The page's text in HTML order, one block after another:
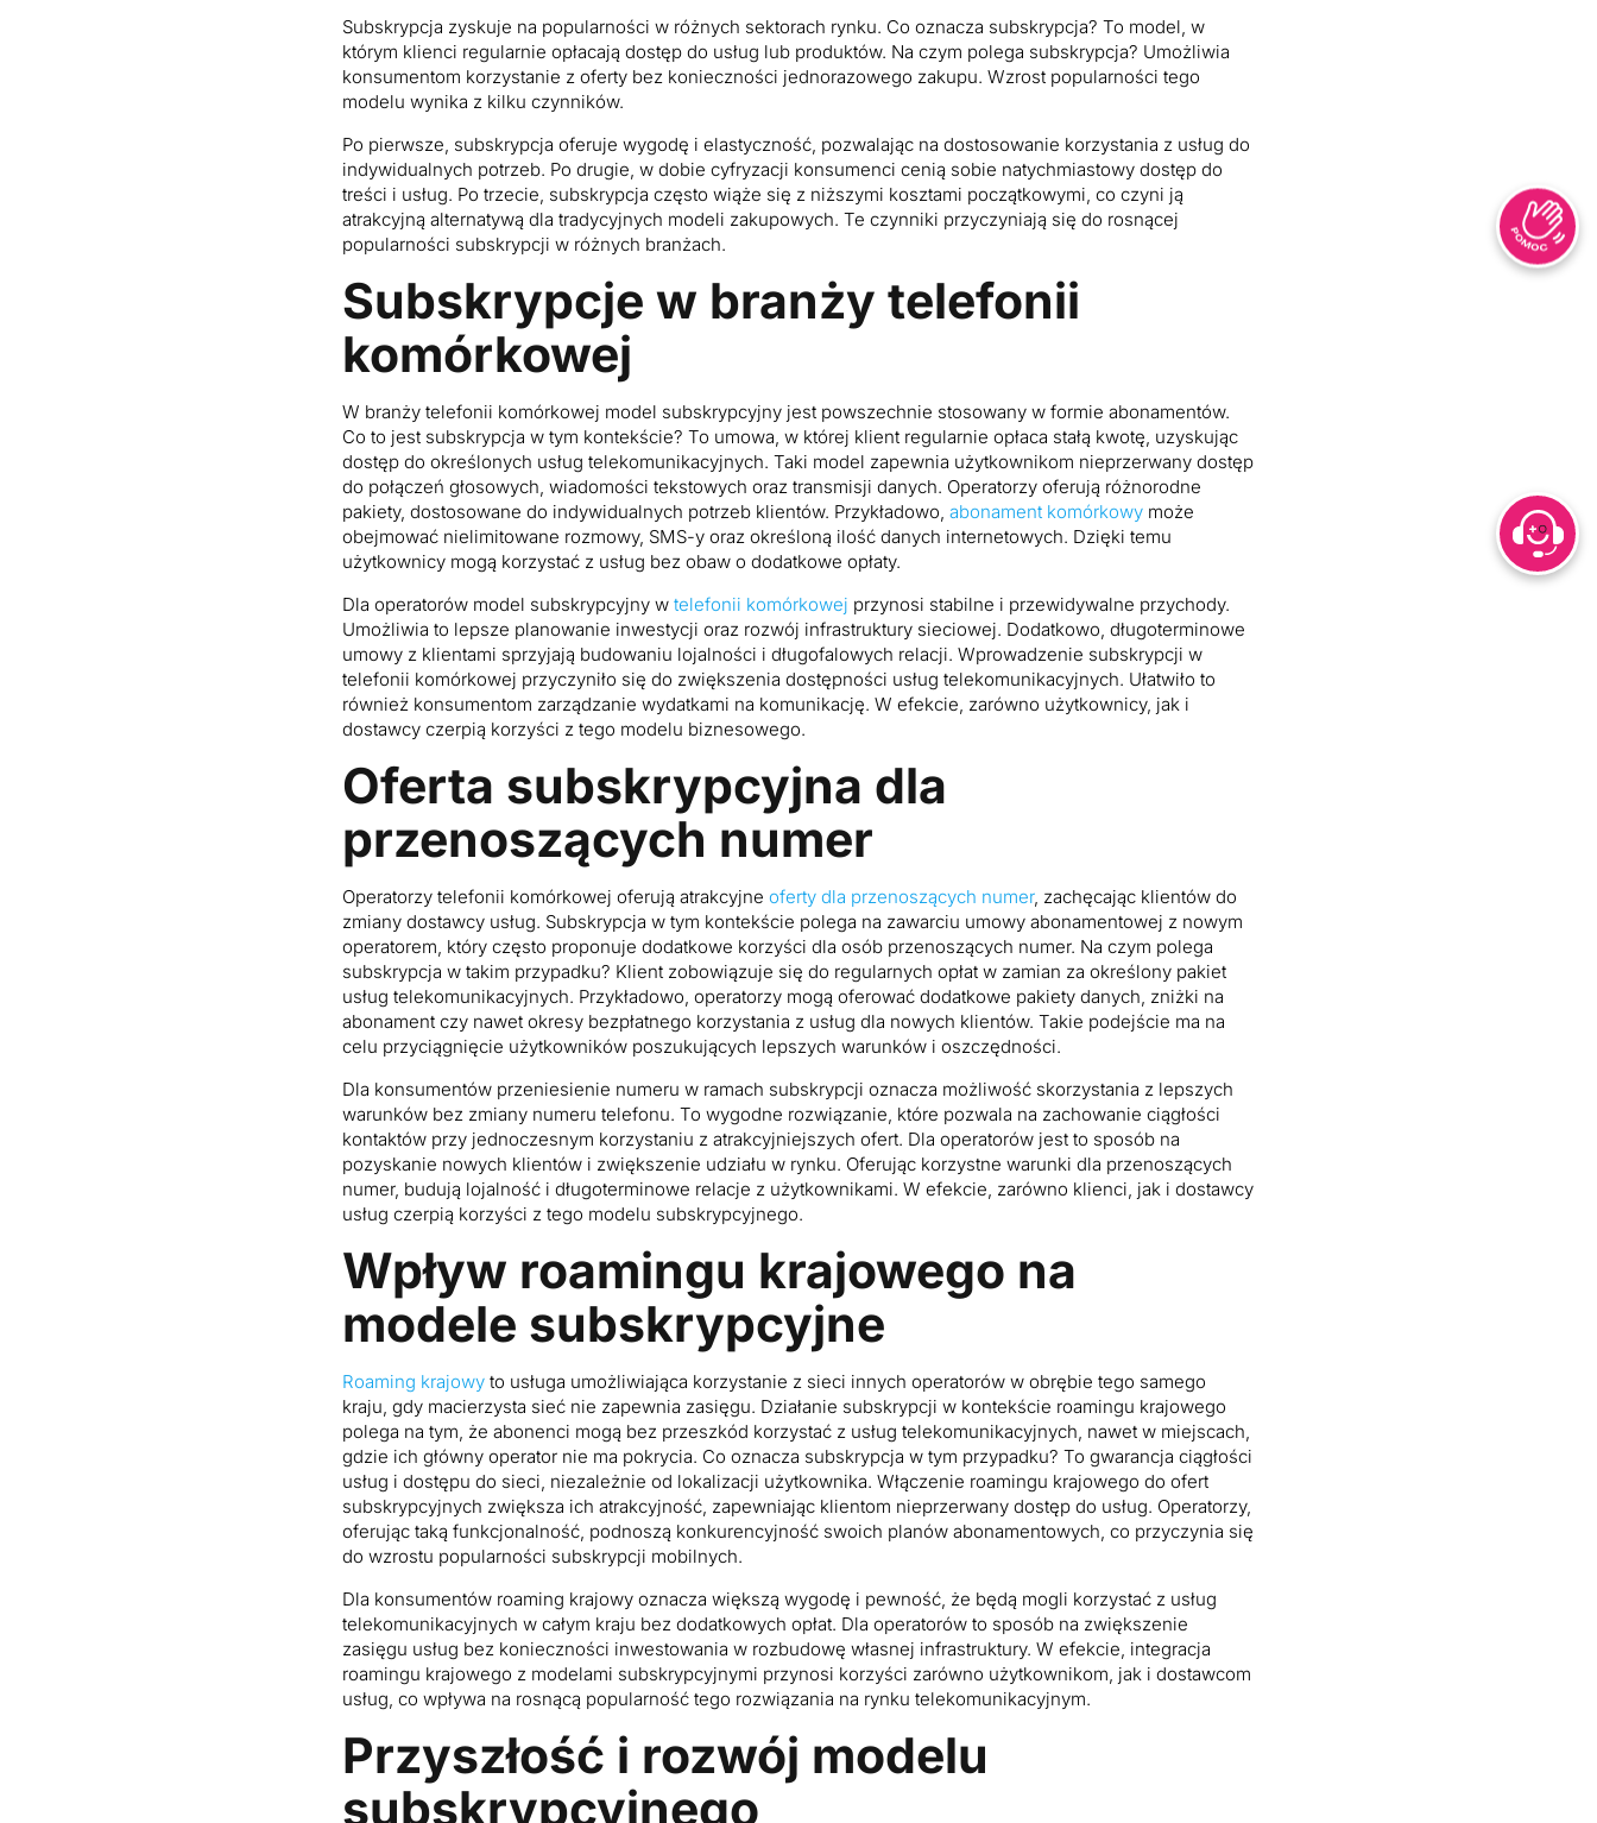
Subskrypcja zyskuje na popularności w różnych sektorach rynku. Co oznacza subskrypcja? To model, w
którym klienci regularnie opłacają dostęp do usług lub produktów. Na czym polega subskrypcja? Umożliwia
konsumentom korzystanie z oferty bez konieczności jednorazowego zakupu. Wzrost popularności tego
modelu wynika z kilku czynników.
Po pierwsze, subskrypcja oferuje wygodę i elastyczność, pozwalając na dostosowanie korzystania z usług do
indywidualnych potrzeb. Po drugie, w dobie cyfryzacji konsumenci cenią sobie natychmiastowy dostęp do
treści i usług. Po trzecie, subskrypcja często wiąże się z niższymi kosztami początkowymi, co czyni ją
atrakcyjną alternatywą dla tradycyjnych modeli zakupowych. Te czynniki przyczyniają się do rosnącej
popularności subskrypcji w różnych branżach.
Subskrypcje w branży telefonii
komórkowej
W branży telefonii komórkowej model subskrypcyjny jest powszechnie stosowany w formie abonamentów.
Co to jest subskrypcja w tym kontekście? To umowa, w której klient regularnie opłaca stałą kwotę, uzyskując
dostęp do określonych usług telekomunikacyjnych. Taki model zapewnia użytkownikom nieprzerwany dostęp
do połączeń głosowych, wiadomości tekstowych oraz transmisji danych. Operatorzy oferują różnorodne
pakiety, dostosowane do indywidualnych potrzeb klientów. Przykładowo, abonament komórkowy może
obejmować nielimitowane rozmowy, SMS-y oraz określoną ilość danych internetowych. Dzięki temu
użytkownicy mogą korzystać z usług bez obaw o dodatkowe opłaty.
Dla operatorów model subskrypcyjny w telefonii komórkowej przynosi stabilne i przewidywalne przychody.
Umożliwia to lepsze planowanie inwestycji oraz rozwój infrastruktury sieciowej. Dodatkowo, długoterminowe
umowy z klientami sprzyjają budowaniu lojalności i długofalowych relacji. Wprowadzenie subskrypcji w
telefonii komórkowej przyczyniło się do zwiększenia dostępności usług telekomunikacyjnych. Ułatwiło to
również konsumentom zarządzanie wydatkami na komunikację. W efekcie, zarówno użytkownicy, jak i
dostawcy czerpią korzyści z tego modelu biznesowego.
Oferta subskrypcyjna dla
przenoszących numer
Operatorzy telefonii komórkowej oferują atrakcyjne oferty dla przenoszących numer, zachęcając klientów do
zmiany dostawcy usług. Subskrypcja w tym kontekście polega na zawarciu umowy abonamentowej z nowym
operatorem, który często proponuje dodatkowe korzyści dla osób przenoszących numer. Na czym polega
subskrypcja w takim przypadku? Klient zobowiązuje się do regularnych opłat w zamian za określony pakiet
usług telekomunikacyjnych. Przykładowo, operatorzy mogą oferować dodatkowe pakiety danych, zniżki na
abonament czy nawet okresy bezpłatnego korzystania z usług dla nowych klientów. Takie podejście ma na
celu przyciągnięcie użytkowników poszukujących lepszych warunków i oszczędności.
Dla konsumentów przeniesienie numeru w ramach subskrypcji oznacza możliwość skorzystania z lepszych
warunków bez zmiany numeru telefonu. To wygodne rozwiązanie, które pozwala na zachowanie ciągłości
kontaktów przy jednoczesnym korzystaniu z atrakcyjniejszych ofert. Dla operatorów jest to sposób na
pozyskanie nowych klientów i zwiększenie udziału w rynku. Oferując korzystne warunki dla przenoszących
numer, budują lojalność i długoterminowe relacje z użytkownikami. W efekcie, zarówno klienci, jak i dostawcy
usług czerpią korzyści z tego modelu subskrypcyjnego.
Wpływ roamingu krajowego na
modele subskrypcyjne
Roaming krajowy to usługa umożliwiająca korzystanie z sieci innych operatorów w obrębie tego samego
kraju, gdy macierzysta sieć nie zapewnia zasięgu. Działanie subskrypcji w kontekście roamingu krajowego
polega na tym, że abonenci mogą bez przeszkód korzystać z usług telekomunikacyjnych, nawet w miejscach,
gdzie ich główny operator nie ma pokrycia. Co oznacza subskrypcja w tym przypadku? To gwarancja ciągłości
usług i dostępu do sieci, niezależnie od lokalizacji użytkownika. Włączenie roamingu krajowego do ofert
subskrypcyjnych zwiększa ich atrakcyjność, zapewniając klientom nieprzerwany dostęp do usług. Operatorzy,
oferując taką funkcjonalność, podnoszą konkurencyjność swoich planów abonamentowych, co przyczynia się
do wzrostu popularności subskrypcji mobilnych.
Dla konsumentów roaming krajowy oznacza większą wygodę i pewność, że będą mogli korzystać z usług
telekomunikacyjnych w całym kraju bez dodatkowych opłat. Dla operatorów to sposób na zwiększenie
zasięgu usług bez konieczności inwestowania w rozbudowę własnej infrastruktury. W efekcie, integracja
roamingu krajowego z modelami subskrypcyjnymi przynosi korzyści zarówno użytkownikom, jak i dostawcom
usług, co wpływa na rosnącą popularność tego rozwiązania na rynku telekomunikacyjnym.
Przyszłość i rozwój modelu
subskrypcyjnego